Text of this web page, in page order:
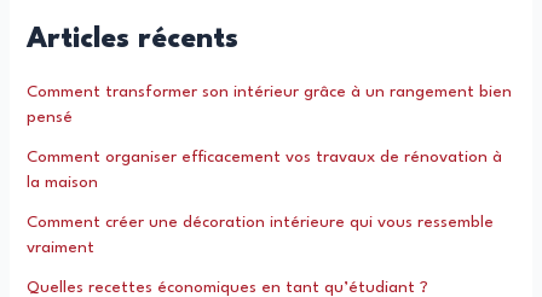
Articles récents
Comment transformer son intérieur grâce à un rangement bien
pensé
Comment organiser efficacement vos travaux de rénovation à
la maison
Comment créer une décoration intérieure qui vous ressemble
vraiment
Quelles recettes économiques en tant qu’étudiant ?